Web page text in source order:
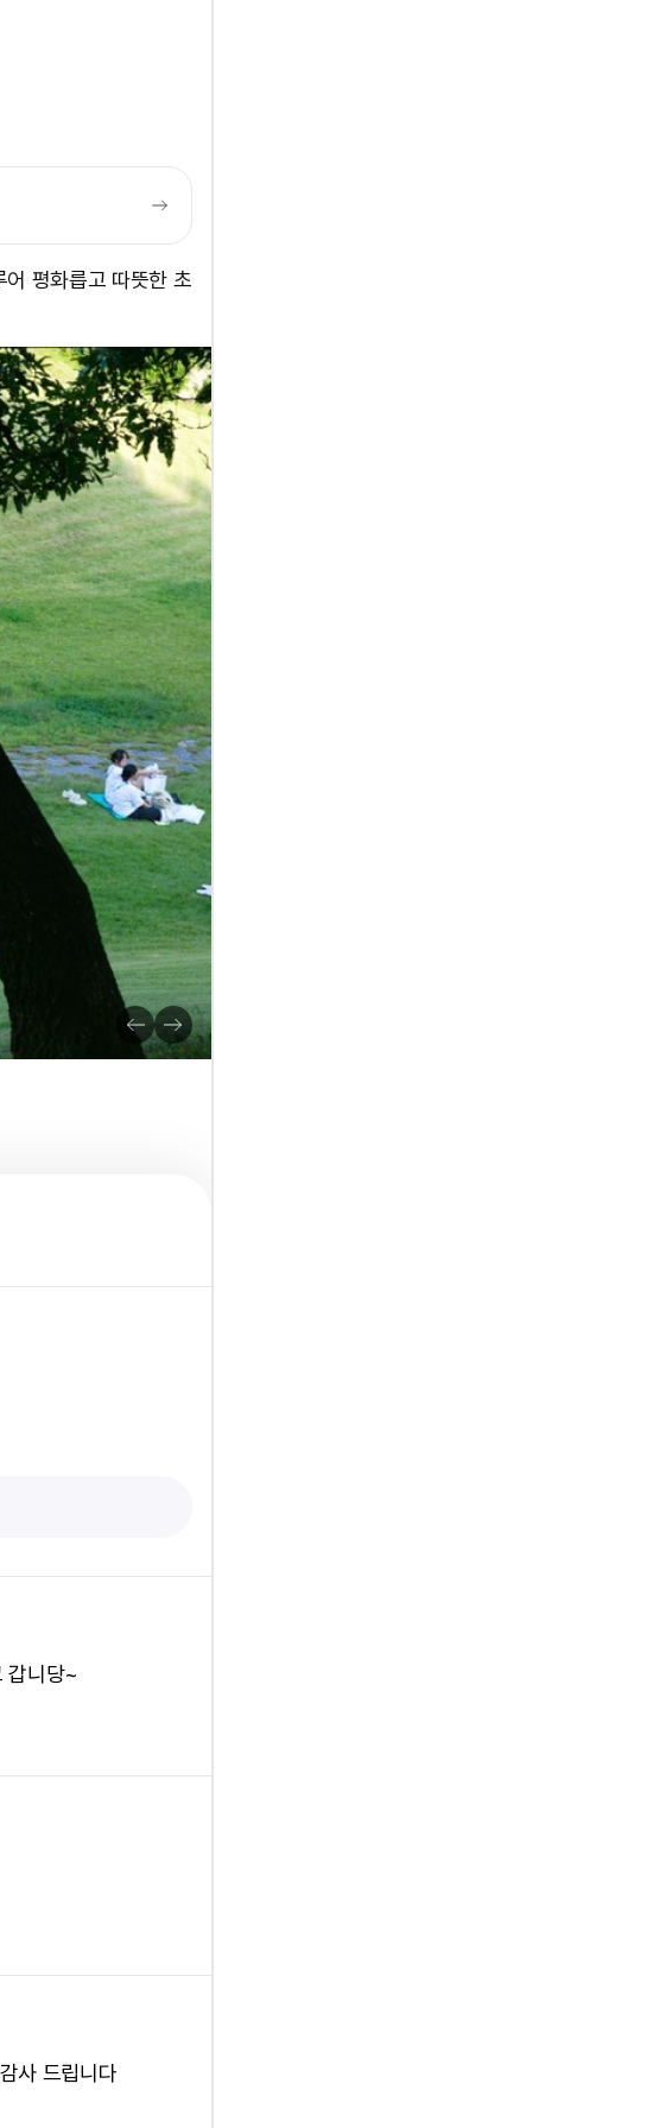
평화릅고 따뜻한 초
갑니당~
사 드립니다